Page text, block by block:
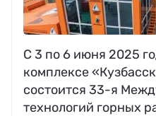
С 3 по 6 июня 2025
комплексе
состоится 33-я
технологий горных